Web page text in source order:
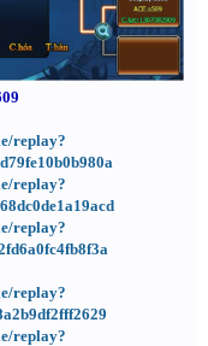
replay?
replay?
replay?
replay?
replay?